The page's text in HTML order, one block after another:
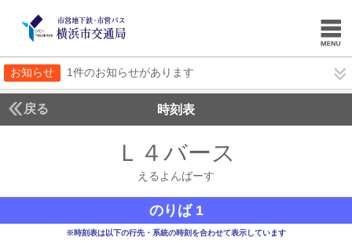
お知らせ 1件のお知らせがあります
戻る 時刻表
Ｌ４バース
えるよんばーす
のりば 1
※時刻表は以下の行先・系統の時刻を合わせて表示しています